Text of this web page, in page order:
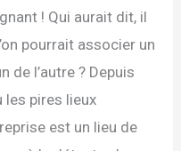
! Qui aurait dit, il
pourrait associer un
de l’autre ? Depuis
les pires lieux
est un lieu de